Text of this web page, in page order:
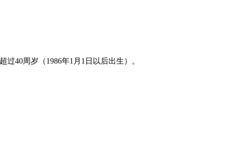
40周岁（1986年1月1日以后出生）。